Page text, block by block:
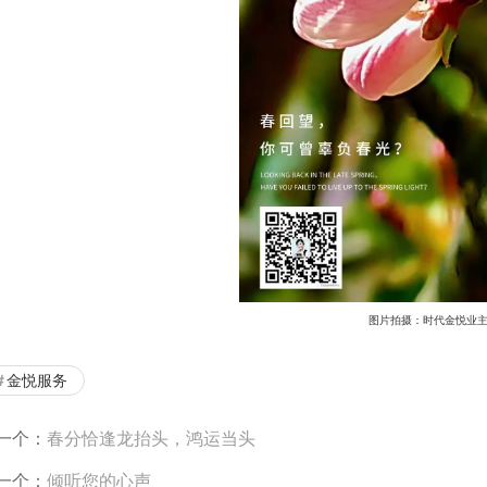
图片拍摄：时代金悦业主
金悦服务
个： 春分恰逢龙抬头，鸿运当头
个： 倾听您的心声